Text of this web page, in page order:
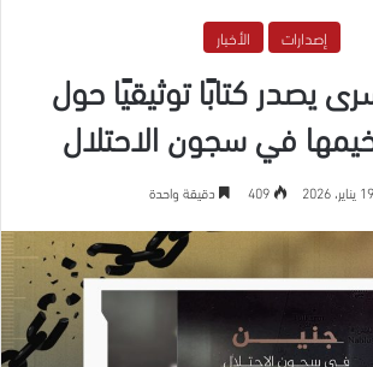
إصدارات الأخبار
يصدر كتابًا توثيقيًا حول
في سجون الاحتلال
19 يناير، 2026 409 دقيقة واحدة